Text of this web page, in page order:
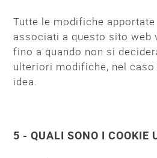
Tutte le modifiche
associati a questo sito web
fino a quando non si
ulteriori modifiche, nel
idea.
5 - QUALI SONO I COOKIE